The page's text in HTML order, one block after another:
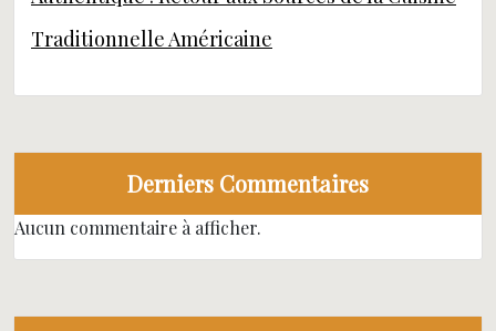
Traditionnelle Américaine
Derniers Commentaires
Aucun commentaire à afficher.